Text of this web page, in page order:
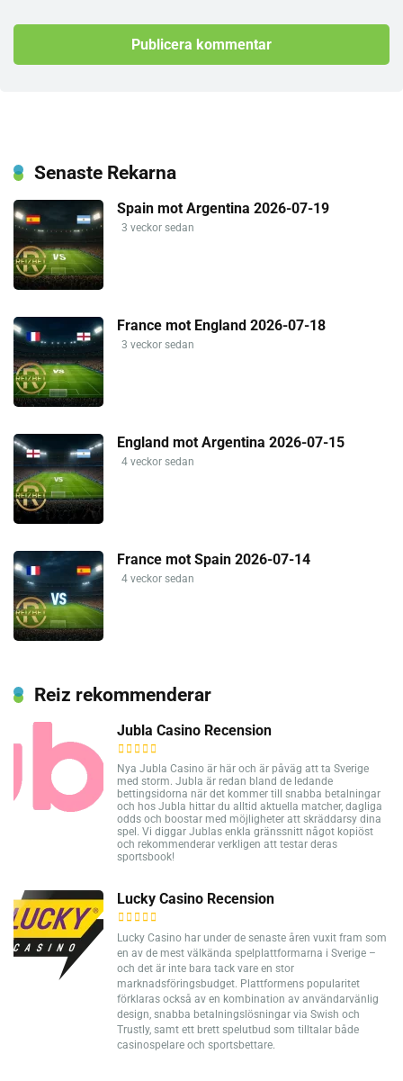
Senaste Rekarna
Spain mot Argentina 2026-07-19
3 veckor sedan
France mot England 2026-07-18
3 veckor sedan
England mot Argentina 2026-07-15
4 veckor sedan
France mot Spain 2026-07-14
4 veckor sedan
Reiz rekommenderar
Jubla Casino Recension
Nya Jubla Casino är här och är påväg att ta Sverige
med storm. Jubla är redan bland de ledande
bettingsidorna när det kommer till snabba betalningar
och hos Jubla hittar du alltid aktuella matcher, dagliga
odds och boostar med möjligheter att skräddarsy dina
spel. Vi diggar Jublas enkla gränssnitt något kopiöst
och rekommenderar verkligen att testar deras
sportsbook!
Lucky Casino Recension
Lucky Casino har under de senaste åren vuxit fram som
en av de mest välkända spelplattformarna i Sverige –
och det är inte bara tack vare en stor
marknadsföringsbudget. Plattformens popularitet
förklaras också av en kombination av användarvänlig
design, snabba betalningslösningar via Swish och
Trustly, samt ett brett spelutbud som tilltalar både
casinospelare och sportsbettare.